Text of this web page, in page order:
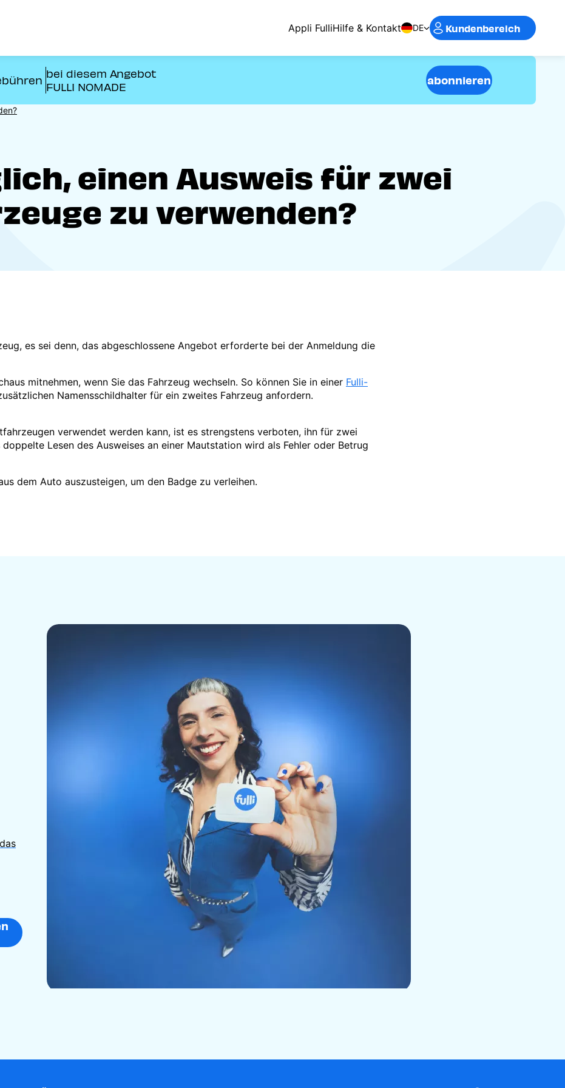
Appli FulliHilfe & Kontakt DE Kundenbereich
bei diesem Angebot
FULLI NOMADE
abonnieren
einen Ausweis für zwei
zu verwenden?
es sei denn, das abgeschlossene Angebot erforderte bei der Anmeldung die
mitnehmen, wenn Sie das Fahrzeug wechseln. So können Sie in einer Fulli-
Namensschildhalter für ein zweites Fahrzeug anfordern.
verwendet werden kann, ist es strengstens verboten, ihn für zwei
Lesen des Ausweises an einer Mautstation wird als Fehler oder Betrug
dem Auto auszusteigen, um den Badge zu verleihen.